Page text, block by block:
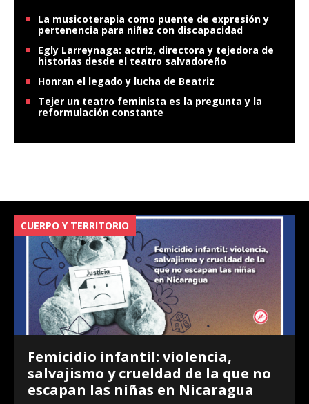
La musicoterapia como puente de expresión y
pertenencia para niñez con discapacidad
Egly Larreynaga: actriz, directora y tejedora de
historias desde el teatro salvadoreño
Honran el legado y lucha de Beatriz
Tejer un teatro feminista es la pregunta y la
reformulación constante
CUERPO Y TERRITORIO
Femicidio infantil: violencia,
salvajismo y crueldad de la que no
escapan las niñas en Nicaragua